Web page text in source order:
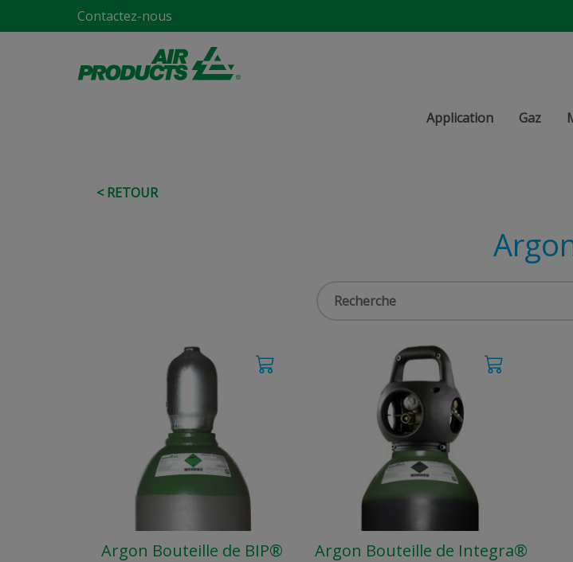
Contactez-nous
Application Gaz
< RETOUR
Argon Bouteille de BIP® Argon Bouteille de Integra®